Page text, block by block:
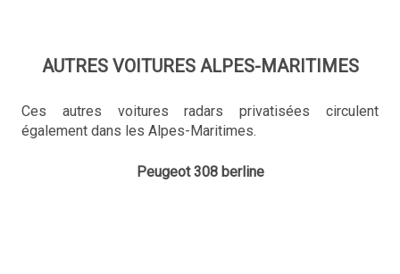
AUTRES VOITURES ALPES-MARITIMES
Ces autres voitures radars privatisées circulent
également dans les Alpes-Maritimes.
Peugeot 308 berline